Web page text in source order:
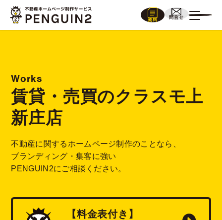
資料
問合せ
Works
賃貸・売買のクラスモ上
新庄店
不動産に関するホームページ制作のことなら、
ブランディング・集客に強い
PENGUIN2にご相談ください。
【料金表付き】